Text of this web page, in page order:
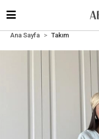
Ana Sayfa Takım